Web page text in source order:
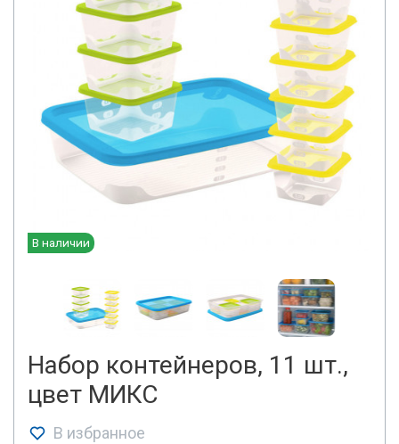
В наличии
Набор контейнеров, 11 шт.,
цвет МИКС
В избранное